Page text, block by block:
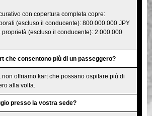
con copertura completa copre:
(escluso il conducente): 800.000.000 JPY
proprietà (escluso il conducente): 2.000.000
che consentono più di un passeggero?
non offriamo kart che possano ospitare più di
alla volta.
presso la vostra sede?